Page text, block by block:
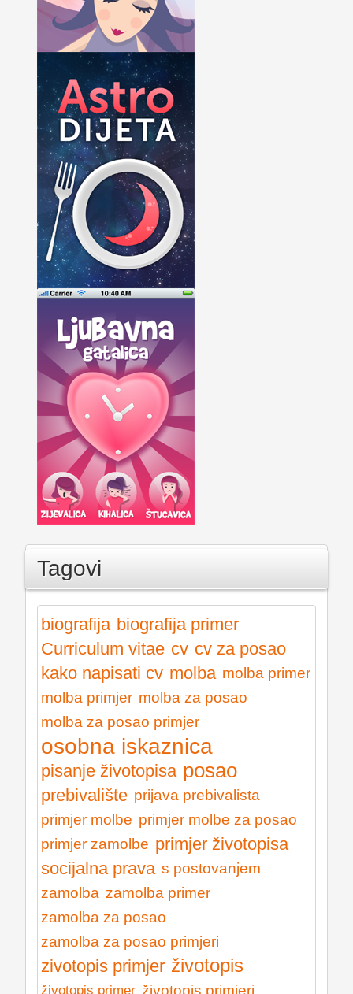
Tagovi
biografija biografija primer
Curriculum vitae cv cv za posao
kako napisati cv molba molba primer
molba primjer molba za posao
molba za posao primjer
osobna iskaznica
pisanje životopisa posao
prebivalište prijava prebivalista
primjer molbe primjer molbe za posao
primjer zamolbe primjer životopisa
socijalna prava s postovanjem
zamolba zamolba primer
zamolba za posao
zamolba za posao primjeri
zivotopis primjer životopis
životopis primer životopis primjeri